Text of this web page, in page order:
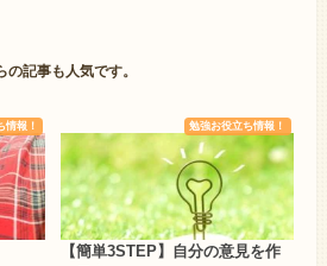
の記事も人気です。
情報！ 勉強お役立ち情報！
【簡単3STEP】自分の意見を作